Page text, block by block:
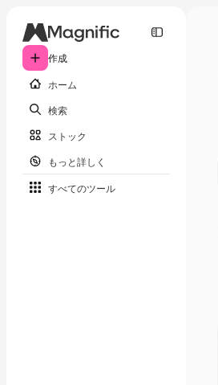
作成
ホーム
検索
ストック
もっと詳しく
すべてのツール